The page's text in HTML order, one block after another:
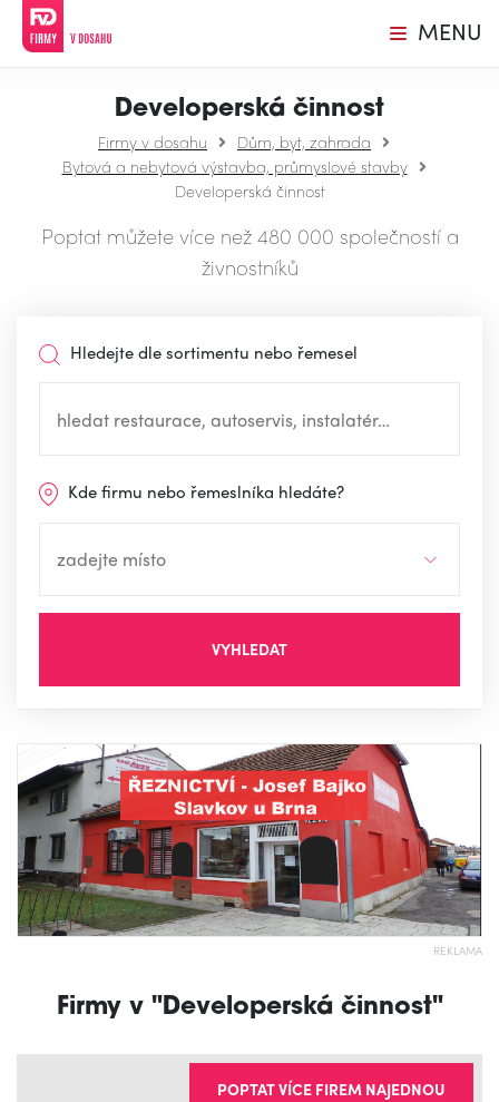
MENU
Developerská činnost
Firmy v dosahu
Dům, byt, zahrada
Bytová a nebytová výstavba, průmyslové stavby
Developerská činnost
Poptat můžete více než 480 000 společností a
živnostníků
Hledejte dle sortimentu nebo řemesel
Kde firmu nebo řemeslníka hledáte?
VYHLEDAT
REKLAMA
Firmy v "Developerská činnost"
POPTAT VÍCE FIREM NAJEDNOU